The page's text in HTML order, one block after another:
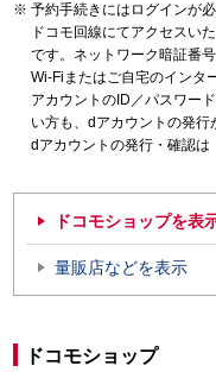
予約手続きにはログインが必
ドコモ回線にてアクセスい
です。ネットワーク暗証番
Wi-Fiまたはご自宅のインタ
アカウントのID／パスワー
い方も、dアカウントの発行
dアカウントの発行・確認は
ドコモショップを表
量販店などを表示
ドコモショップ